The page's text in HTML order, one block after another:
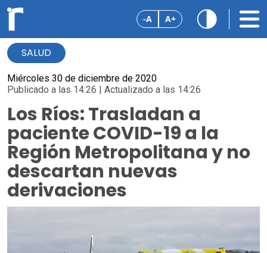
-A A+
SALUD
Miércoles 30 de diciembre de 2020
Publicado a las 14:26 | Actualizado a las 14:26
Los Ríos: Trasladan a
paciente COVID-19 a la
Región Metropolitana y no
descartan nuevas
derivaciones